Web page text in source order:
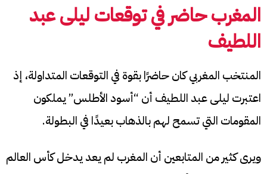
المغرب حاضر في توقعات ليلى عبد
اللطيف
المنتخب المغربي كان حاضرًا بقوة في التوقعات المتداولة، إذ
اعتبرت ليلى عبد اللطيف أن “أسود الأطلس” يملكون
المقومات التي تسمح لهم بالذهاب بعيدًا في البطولة.
ويرى كثير من المتابعين أن المغرب لم يعد يدخل كأس العالم